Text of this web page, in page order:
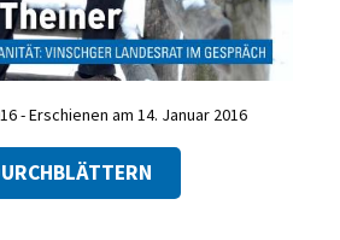
- Erschienen am 14. Januar 2016